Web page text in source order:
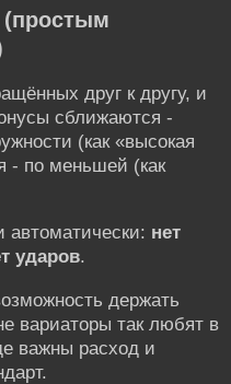
(простым
друг к другу, и
сближаются -
(как «высокая
- по меньшей (как
автоматически: нет
ударов.
держать
вариаторы так любят в
важны расход и